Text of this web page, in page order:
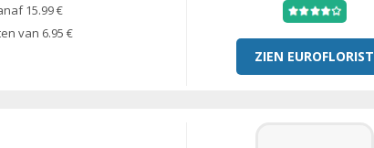
15.99 €
van 6.95 €
ZIEN EUROFLORIST